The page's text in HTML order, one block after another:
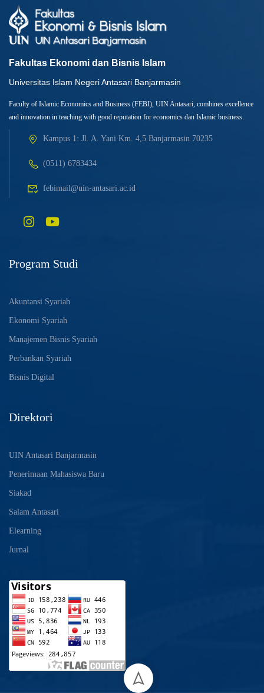
Fakultas Ekonomi dan Bisnis Islam
Universitas Islam Negeri Antasari Banjarmasin
Faculty of Islamic Economics and Business (FEBI), UIN Antasari, combines excellence
and innovation in teaching with good reputation for economics dan Islamic business.
Kampus 1: Jl. A. Yani Km. 4,5 Banjarmasin 70235
(0511) 6783434
febimail@uin-antasari.ac.id
Program Studi
Akuntansi Syariah
Ekonomi Syariah
Manajemen Bisnis Syariah
Perbankan Syariah
Bisnis Digital
Direktori
UIN Antasari Banjarmasin
Penerimaan Mahasiswa Baru
Siakad
Salam Antasari
Elearning
Jurnal